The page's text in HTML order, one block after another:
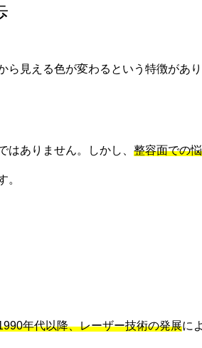
ら見える色が変わるという特徴があ
ありません。しかし、 整容面での
。
年代以降、レーザー技術の発展に